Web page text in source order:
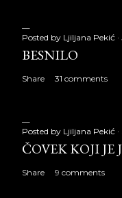
Posted by Ljiljana Pekić
BESNILO
Share 31 comments
Posted by Ljiljana Pekić
ČOVEK KOJI JE
Share 9 comments